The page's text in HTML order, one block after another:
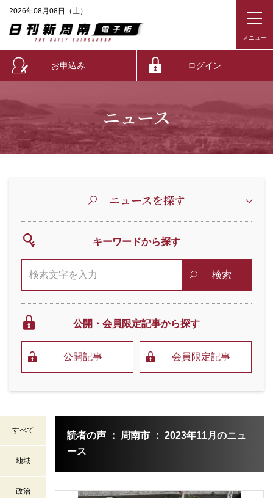
2026年08月08日（土）
お申込み ログイン
ニュース
ニュースを探す
キーワードから探す
検索
公開・会員限定記事から探す
公開記事 会員限定記事
すべて
地域
政治
読者の声 ： 周南市 ： 2023年11月のニュ
ース